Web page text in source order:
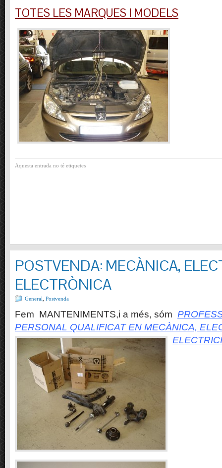
TOTES LES MARQUES I MODELS
Aquesta entrada no té etiquetes
POSTVENDA: MECÀNICA,
ELECTRÒNICA
General Postvenda
Fem MANTENIMENTS,i a més, sóm
PERSONAL QUALIFICAT EN MECÀNICA,